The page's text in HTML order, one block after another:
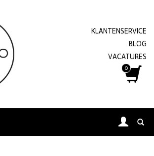
KLANTENSERVICE
BLOG
VACATURES
0